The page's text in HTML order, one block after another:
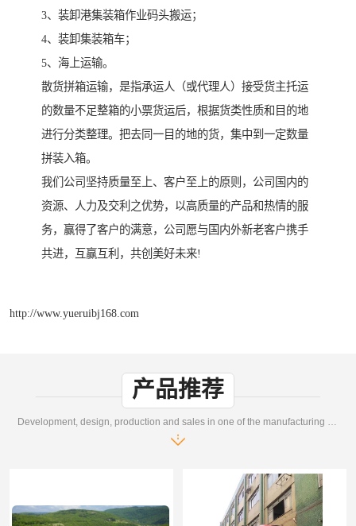
3、装卸港集装箱作业码头搬运；
4、装卸集装箱车；
5、海上运输。
散货拼箱运输，是指承运人（或代理人）接受货主托运
的数量不足整箱的小票货运后，根据货类性质和目的地
进行分类整理。把去同一目的地的货，集中到一定数量
拼装入箱。
我们公司坚持质量至上、客户至上的原则，公司国内的
资源、人力及交利之优势，以高质量的产品和热情的服
务，赢得了客户的满意，公司愿与国内外新老客户携手
共进，互赢互利，共创美好未来!
http://www.yueruibj168.com
产品推荐
Development, design, production and sales in one of the manufacturing enterprises